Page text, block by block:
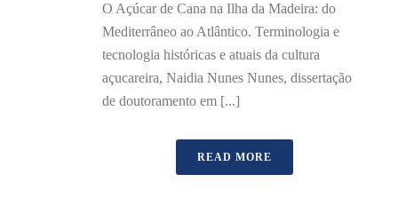
O Açúcar de Cana na Ilha da Madeira: do
Mediterrâneo ao Atlântico. Terminologia e
tecnologia históricas e atuais da cultura
açucareira, Naidia Nunes Nunes, dissertação
de doutoramento em [...]
READ MORE